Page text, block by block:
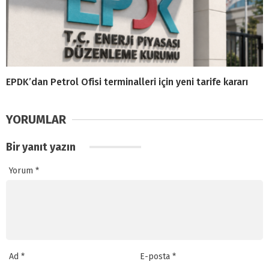
EPDK’dan Petrol Ofisi terminalleri için yeni tarife kararı
YORUMLAR
Bir yanıt yazın
Yorum *
Ad * E-posta*